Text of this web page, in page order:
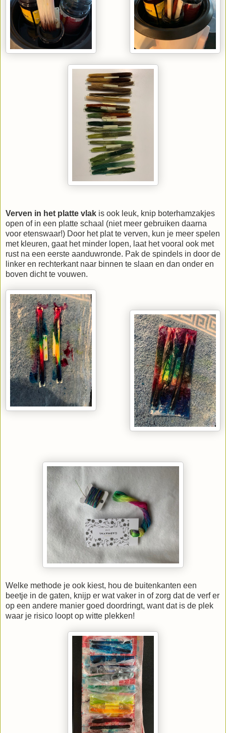
Verven in het platte vlak is ook leuk, knip boterhamzakjes
open of in een platte schaal (niet meer gebruiken daarna
voor etenswaar!) Door het plat te verven, kun je meer spelen
met kleuren, gaat het minder lopen, laat het vooral ook met
rust na een eerste aanduwronde. Pak de spindels in door de
linker en rechterkant naar binnen te slaan en dan onder en
boven dicht te vouwen.
Welke methode je ook kiest, hou de buitenkanten een
beetje in de gaten, knijp er wat vaker in of zorg dat de verf er
op een andere manier goed doordringt, want dat is de plek
waar je risico loopt op witte plekken!